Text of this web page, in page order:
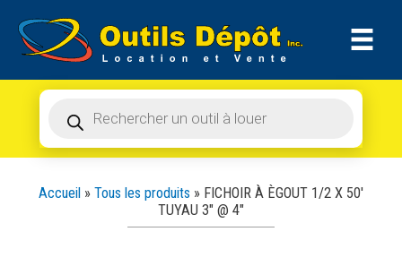
contenu
produits
de
produits
Accueil » Tous les produits » FICHOIR À ÈGOUT 1/2 X 50′
TUYAU 3″ @ 4″